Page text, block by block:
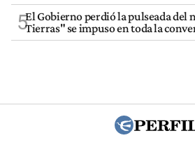
5El Gobierno perdió la pulseada del
Tierras" se impuso en toda la